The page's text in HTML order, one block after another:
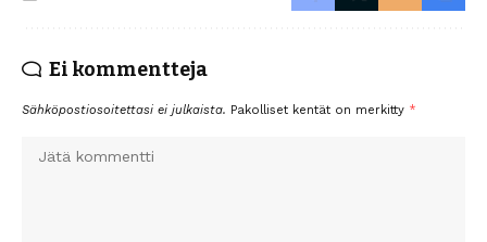
Ei kommentteja
Sähköpostiosoitettasi ei julkaista. Pakolliset kentät on merkitty *